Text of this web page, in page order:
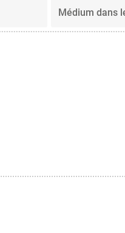
Médium dans